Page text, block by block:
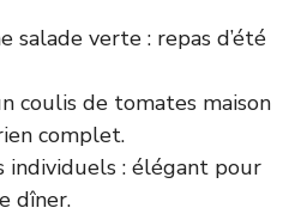
salade verte : repas d’été
coulis de tomates maison
complet.
individuels : élégant pour
dîner.